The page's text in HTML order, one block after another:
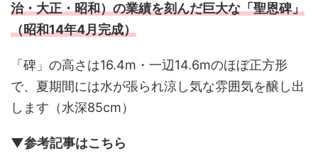
治・大正・昭和）の業績を刻んだ巨大な「聖恩碑」
（昭和14年4月完成）
「碑」の高さは16.4m・一辺14.6mのほぼ正方形
で、夏期間には水が張られ涼し気な雰囲気を醸し出
します（水深85cm）
▼参考記事はこちら